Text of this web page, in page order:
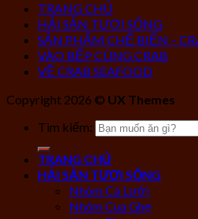
TRANG CHỦ
HẢI SẢN TƯƠI SỐNG
SẢN PHẨM CHẾ BIẾN –
VÀO BẾP CÙNG CRAB
VỀ CRAB SEAFOOD
Copyright 2026 © UX Themes
Tìm kiếm:
TRANG CHỦ
HẢI SẢN TƯƠI SỐNG
Nhóm Cá Lưới
Nhóm Cua Ghẹ